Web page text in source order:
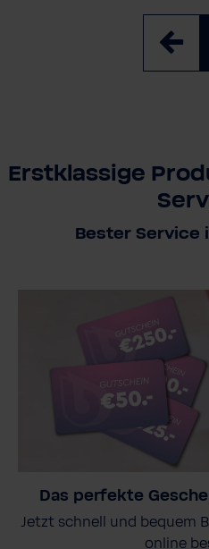
Erstklassige
Bester Service
Das perfekte
Jetzt schnell und bequem
online